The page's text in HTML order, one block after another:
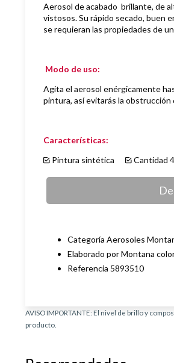
Aerosol deacabado brillante, de
vistosos. Su rápido secado, buen
se requieran las propiedades de
Modo de uso:
Agita el aerosol enérgicamente
pintura, así evitarás la
Características:
Pintura sintética
Cantidad
Categoría Aerosoles
Elaborado por Montana
Referencia 5893510
AVISO IMPORTANTE: El nivel de brillo y
producto.